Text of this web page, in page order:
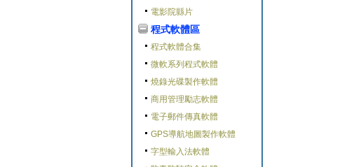
電影院縣片
程式軟體區
程式軟體合集
微軟系列程式軟體
燒錄光碟製作軟體
商用管理勵志軟體
電子郵件傳真軟體
GPS導航地圖製作軟體
字型輸入法軟體